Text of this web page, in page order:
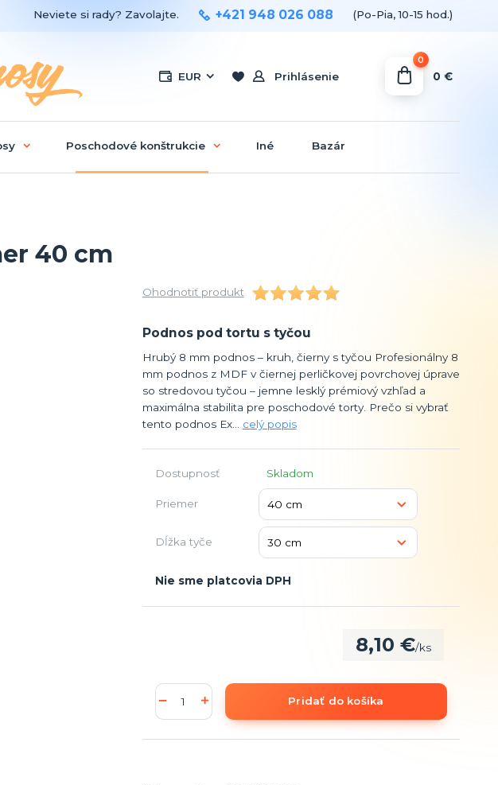
EUR Prihlásenie
Neviete si rady? Zavolajte. +421 948 026 088 (Po-Pia, 10-15 hod.)
0
0 €
Poschodové konštrukcie Iné Bazár
40 cm
Ohodnotiť produkt
Podnos pod tortu s tyčou
Hrubý 8 mm podnos – kruh, čierny s tyčou Profesionálny 8
mm podnos z MDF v čiernej perličkovej povrchovej úprave
so stredovou tyčou – jemne lesklý prémiový vzhľad a
maximálna stabilita pre poschodové torty. Prečo si vybrať
tento podnos Ex... celý popis
Dostupnosť Skladom
Priemer
Dĺžka tyče
Nie sme platcovia DPH
8,10 €/ks
Pridať do košíka